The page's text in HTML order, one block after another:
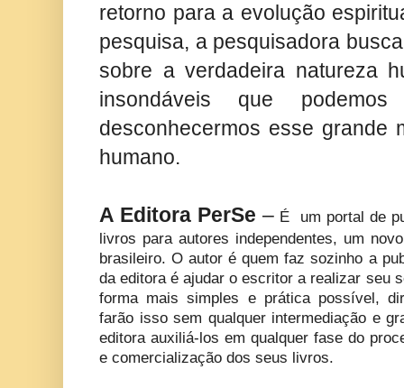
retorno para a evolução
pesquisa, a pesquisadora
sobre a verdadeira natureza
insondáveis que
desconhecermos esse grande
humano.
A Editora PerSe – É um portal de
livros para autores independentes, um
brasileiro. O autor é quem faz sozinho a
da editora é ajudar o escritor a realizar seu
forma mais simples e prática possível,
farão isso sem qualquer intermediação e
editora auxiliá-los em qualquer fase do
e comercialização dos seus livros.